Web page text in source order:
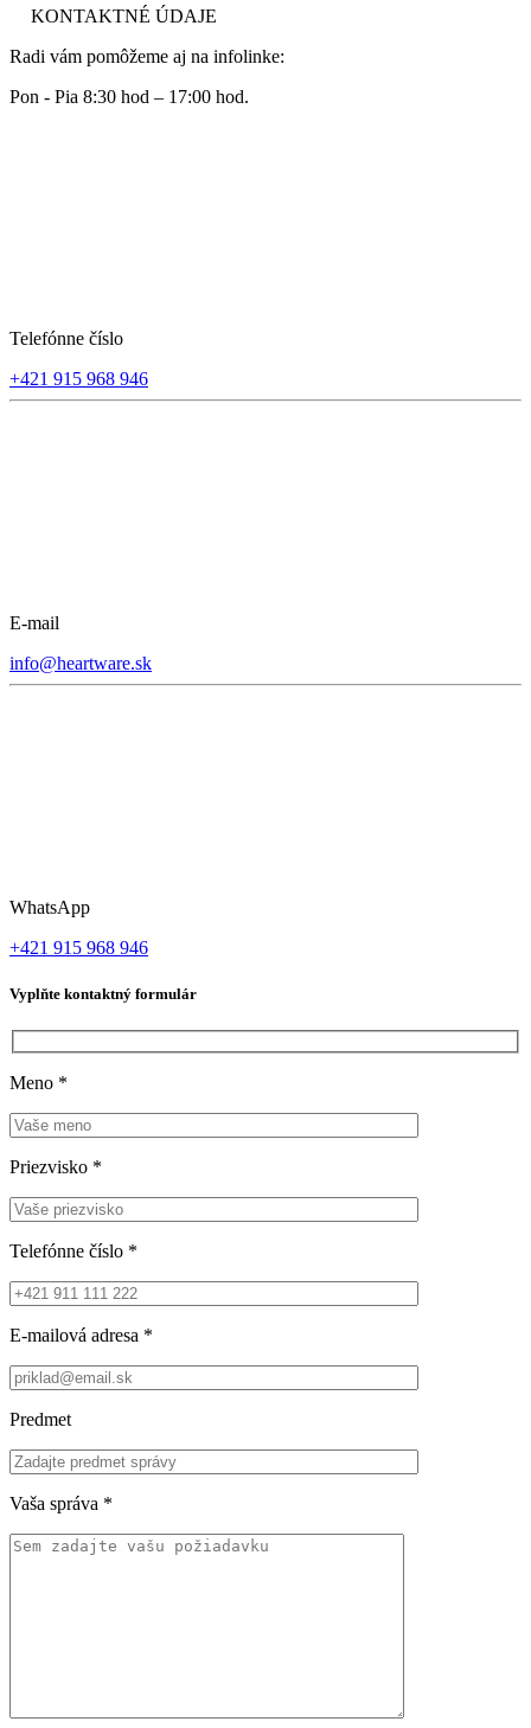
KONTAKTNÉ ÚDAJE
Radi vám pomôžeme aj na infolinke:
Pon - Pia 8:30 hod – 17:00 hod.
Telefónne číslo
+421 915 968 946
E-mail
info@heartware.sk
WhatsApp
+421 915 968 946
Vyplňte kontaktný formulár
Meno *
Priezvisko *
Telefónne číslo *
E-mailová adresa *
Predmet
Vaša správa *